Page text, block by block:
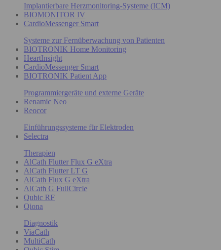
Implantierbare Herzmonitoring-Systeme (ICM)
BIOMONITOR IV
CardioMessenger Smart
Systeme zur Fernüberwachung von Patienten
BIOTRONIK Home Monitoring
HeartInsight
CardioMessenger Smart
BIOTRONIK Patient App
Programmiergeräte und externe Geräte
Renamic Neo
Reocor
Einführungssysteme für Elektroden
Selectra
Therapien
AlCath Flutter Flux G eXtra
AlCath Flutter LT G
AlCath Flux G eXtra
AlCath G FullCircle
Qubic RF
Qiona
Diagnostik
ViaCath
MultiCath